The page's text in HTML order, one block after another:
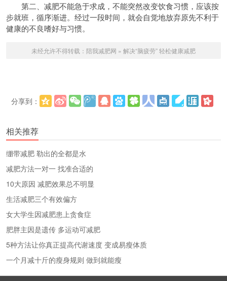
第二、减肥不能急于求成，不能突然改变饮食习惯，应该按
步就班，循序渐进。经过一段时间，就会自觉地放弃原先不利于
健康的不良嗜好与习惯。
未经允许不得转载： 陪我减肥网 » 解决“脑疲劳” 轻松健康减肥
分享到：
相关推荐
绷带减肥 勒出的全都是水
减肥方法一对一 找准合适的
10大原因 减肥效果总不明显
生活减肥三个有效偏方
女大学生因减肥患上贪食症
肥胖主因是遗传 多运动可减肥
5种方法让你真正提高代谢速度 变成易瘦体质
一个月减十斤的瘦身规则 做到就能瘦